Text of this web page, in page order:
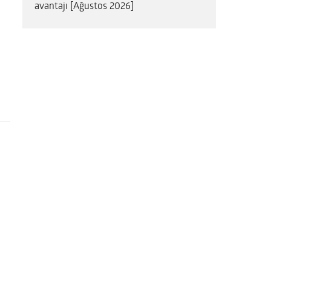
avantajı [Ağustos 2026]